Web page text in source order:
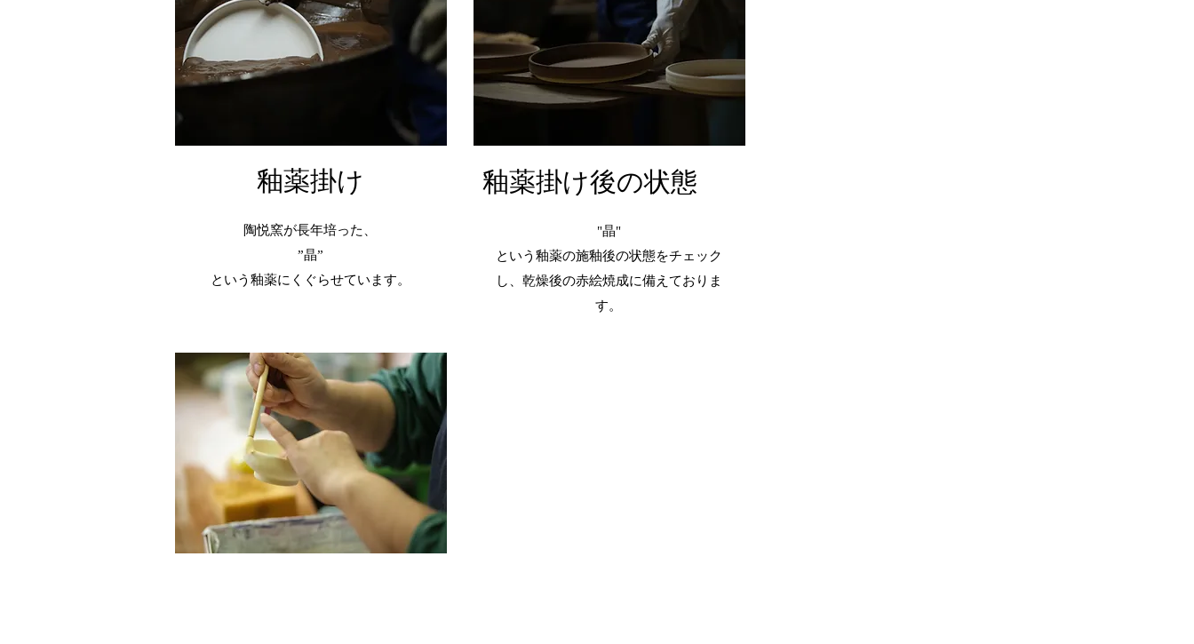
​釉薬掛け
陶悦窯が長年培った、
”晶”
という釉薬に くぐらせています​。
釉薬掛け後の状態
"晶"
という釉薬の施釉後の状態をチェック
し、乾燥後の赤絵焼成に備えておりま
す。